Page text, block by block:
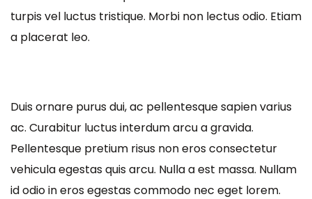
turpis vel luctus tristique. Morbi non lectus odio. Etiam
a placerat leo.
Duis ornare purus dui, ac pellentesque sapien varius
ac. Curabitur luctus interdum arcu a gravida.
Pellentesque pretium risus non eros consectetur
vehicula egestas quis arcu. Nulla a est massa. Nullam
id odio in eros egestas commodo nec eget lorem.